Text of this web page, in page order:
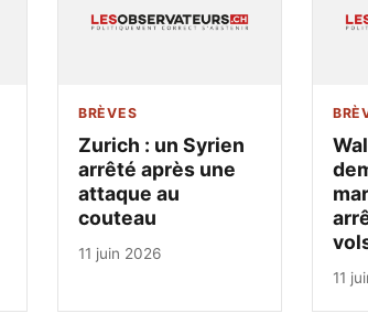
BRÈVES
Zurich : un Syrien
arrêté après une
attaque au
couteau
11 juin 2026
11